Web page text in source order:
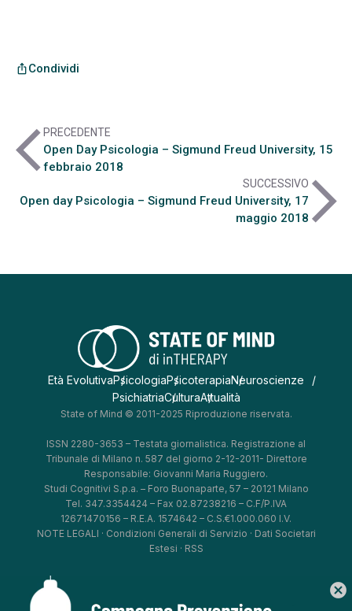
ios_shareCondividi
arrow_back_iosPRECEDENTE
Open Day Psicologia – Sigmund Freud University, 15
febbraio 2018
SUCCESSIVO
Open day Psicologia – Sigmund Freud University, 17
maggio 2018arrow_forward_ios
Età EvolutivaPsicologiaPsicoterapiaNeuroscienze
PsichiatriaCulturaAttualità
State of Mind © 2011-2025 Riproduzione riservata.
ISSN 2280-3653 – Testata giornalistica. Registrazione al
Tribunale di Milano n. 587 del giorno 2-12-2011- Direttore
Responsabile: Giovanni Maria Ruggiero.
Studi Cognitivi S.p.a. – Foro Buonaparte, 57 – 20121 Milano
Tel. 347.3354424 – Fax 02.87238216 – C.F/P.IVA
12671470156 – R.E.A. 1574642 – C.S.€1.000.060 I.V.
NOTE LEGALI · Condizioni Generali di Servizio · Dati Societari
Estesi · RSS
cancel